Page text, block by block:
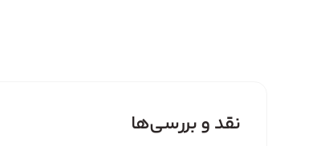
نقد و بررسی‌ها